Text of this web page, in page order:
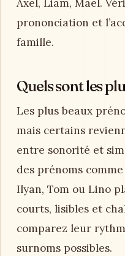
Axel, Liam, Maël.
prononciation et
famille.
Quels sont les
Les plus beaux
mais certains
entre sonorité et
des prénoms
Ilyan, Tom ou Lino
courts, lisibles et
comparez leur
surnoms possibles.